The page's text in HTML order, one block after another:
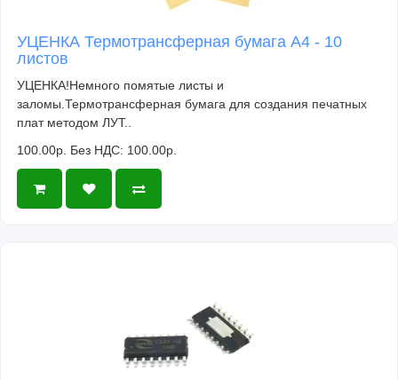
УЦЕНКА Термотрансферная бумага А4 - 10
листов
УЦЕНКА!Немного помятые листы и
заломы.Термотрансферная бумага для создания печатных
плат методом ЛУТ..
100.00р. Без НДС: 100.00р.